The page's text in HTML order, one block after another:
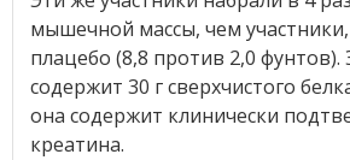
мышечной массы, чем
плацебо (8,8 против 2,0 фунтов).
содержит 30 г сверхчистого
она содержит клинически
креатина.